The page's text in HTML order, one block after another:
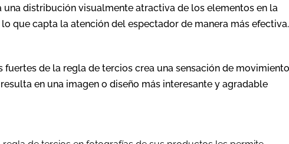
distribución visualmente atractiva de los elementos en la
que capta la atención del espectador de manera más efectiva.
de la regla de tercios crea una sensación de
en una imagen o diseño más interesante y agradable